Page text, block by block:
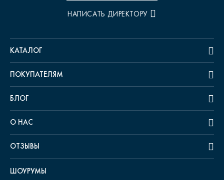
НАПИСАТЬ ДИРЕКТОРУ
КАТАЛОГ
ПОКУПАТЕЛЯМ
БЛОГ
О НАС
ОТЗЫВЫ
ШОУРУМЫ